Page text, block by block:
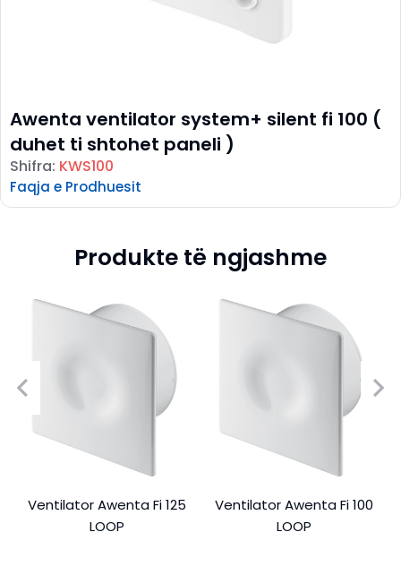
Awenta ventilator system+ silent fi 100 (
duhet ti shtohet paneli )
Shifra: KWS100
Faqja e Prodhuesit
Produkte të ngjashme
Ventilator Awenta Fi 125
LOOP
Ventilator Awenta Fi 100
LOOP